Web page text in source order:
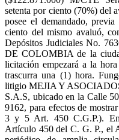
setenta por ciento (70%) del
posee el demandado,
ciento del mismo avaluó,
Depósitos Judiciales No.
DE COLOMBIA de la
licitación empezará a la
trascurra una (1) hora.
litigio MEJIA Y
S.A.S, ubicado en la Calle
9162, para efectos de
3 y 5 Art. 450 C.G.P.).
Artículo 450 del C. G. P., el